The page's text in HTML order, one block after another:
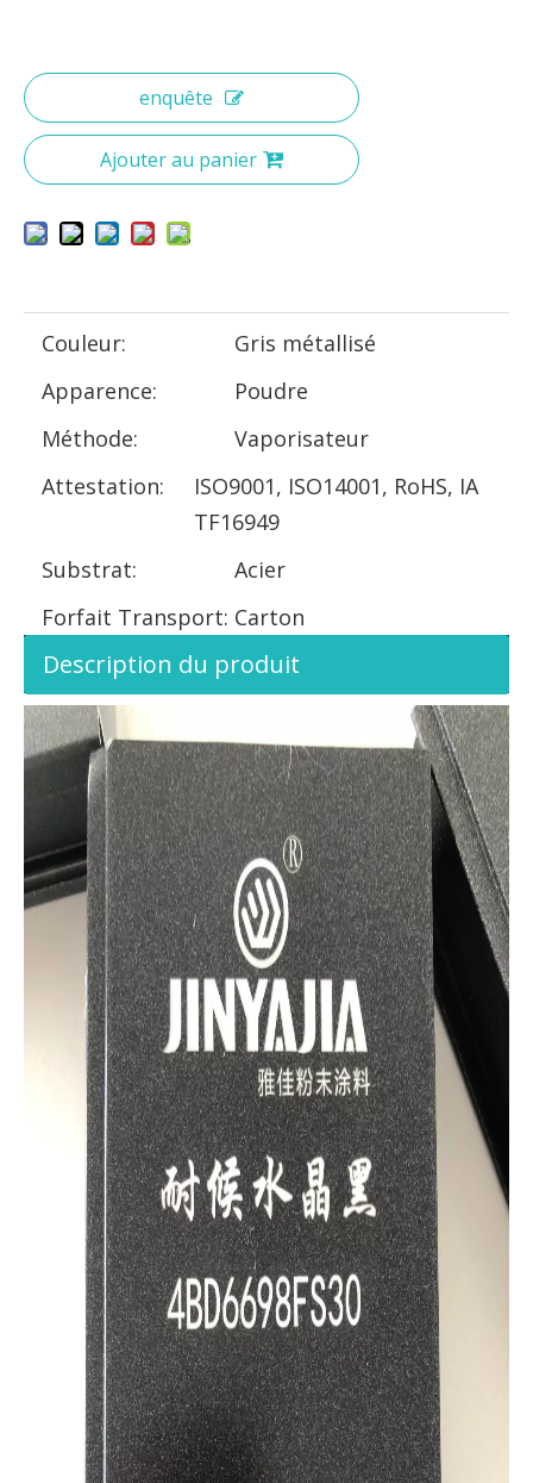
enquête
Ajouter au panier
Couleur:
Gris métallisé
Apparence:
Poudre
Méthode:
Vaporisateur
Attestation:
ISO9001, ISO14001, RoHS, IA
TF16949
Substrat:
Acier
Forfait Transport: Carton
Description du produit